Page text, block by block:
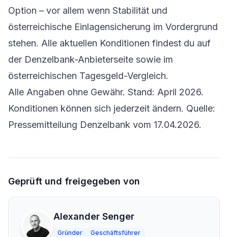
Option – vor allem wenn Stabilität und
österreichische Einlagensicherung im Vordergrund
stehen. Alle aktuellen Konditionen findest du auf
der Denzelbank-Anbieterseite sowie im
österreichischen Tagesgeld-Vergleich.
Alle Angaben ohne Gewähr. Stand: April 2026.
Konditionen können sich jederzeit ändern. Quelle:
Pressemitteilung Denzelbank vom 17.04.2026.
Geprüft und freigegeben von
Alexander Senger
Gründer
Geschäftsführer